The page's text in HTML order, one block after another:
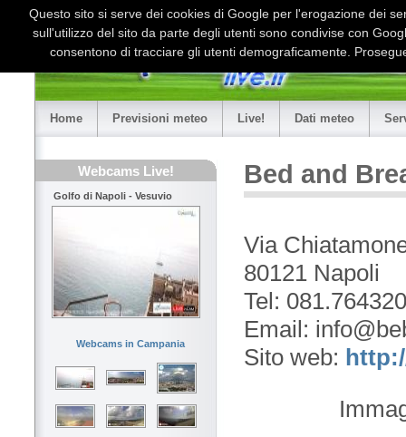
Home Previsioni meteo Live! Dati meteo
Webcams Live!
Golfo di Napoli - Vesuvio
Webcams in Campania
Bed and
Via
80121 Napoli
Tel:
Email:
Sito web:
Questo sito si serve dei cookies di Google per l'erogazione dei
sull'utilizzo del sito da parte degli utenti sono condivise con
consentono di tracciare gli utenti demograficamente.